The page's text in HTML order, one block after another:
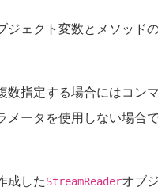
ェクト変数とメソッド
指定する場合にはコン
メータを使用しない場合
成したStreamReaderオブ